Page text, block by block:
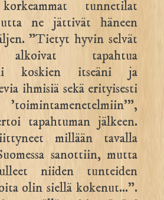
tunnetilat
ne jättivät häneen
”Tietyt hyvin selvät
alkoivat tapahtua
koskien itseäni ja
ihmisiä sekä erityisesti
tapahtuman jälkeen.
millään tavalla
sanottiin, mutta
niiden tunteiden
olin siellä kokenut…”.